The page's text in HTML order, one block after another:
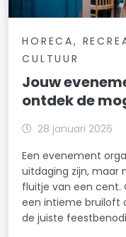
HORECA,
CULTUUR
Jouw
ontdek de
28 januari 2026
Een evenement
uitdaging zijn, maar
fluitje van een cent.
een intieme bruiloft
de juiste